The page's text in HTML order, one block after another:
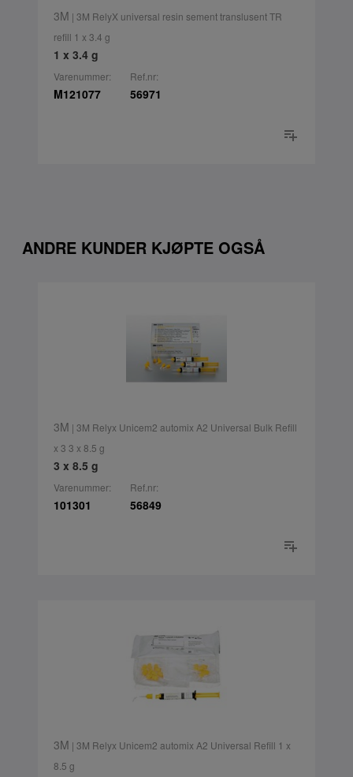
3M | 3M RelyX universal resin sement translusent TR
refill 1 x 3.4 g
1 x 3.4 g
Varenummer:
M121077
Ref.nr:
56971
ANDRE KUNDER KJØPTE OGSÅ
3M | 3M Relyx Unicem2 automix A2 Universal Bulk Refill
x 3 3 x 8.5 g
3 x 8.5 g
Varenummer:
101301
Ref.nr:
56849
3M | 3M Relyx Unicem2 automix A2 Universal Refill 1 x
8.5 g